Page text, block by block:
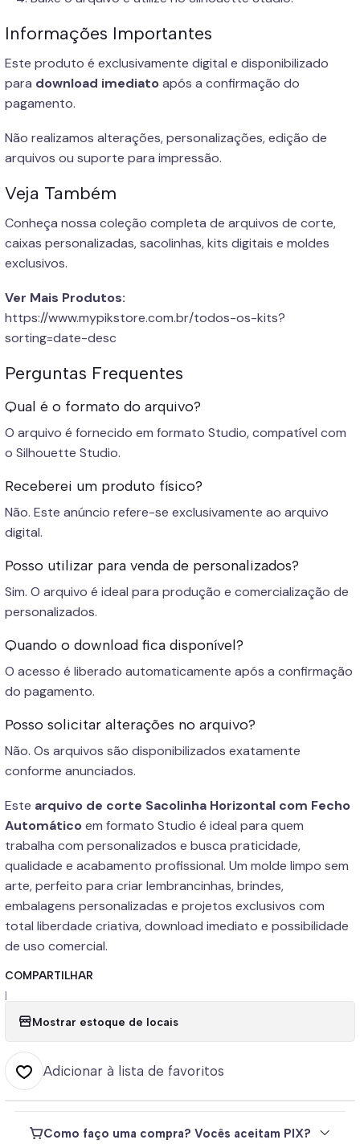
Informações Importantes
Este produto é exclusivamente digital e disponibilizado
para download imediatoapós a confirmação do
pagamento.
Não realizamos alterações, personalizações, edição de
arquivos ou suporte para impressão.
Veja Também
Conheça nossa coleção completa de arquivos de corte,
caixas personalizadas, sacolinhas, kits digitais e moldes
exclusivos.
Ver Mais Produtos:
https://www.mypikstore.com.br/todos-os-kits?
sorting=date-desc
Perguntas Frequentes
Qual é o formato do arquivo?
O arquivo é fornecido em formato Studio, compatível com
o Silhouette Studio.
Receberei um produto físico?
Não. Este anúncio refere-se exclusivamente ao arquivo
digital.
Posso utilizar para venda de personalizados?
Sim. O arquivo é ideal para produção e comercialização de
personalizados.
Quando o download fica disponível?
O acesso é liberado automaticamente após a confirmação
do pagamento.
Posso solicitar alterações no arquivo?
Não. Os arquivos são disponibilizados exatamente
conforme anunciados.
Este arquivo de corte Sacolinha Horizontal com Fecho
Automáticoem formato Studio é ideal para quem
trabalha com personalizados e busca praticidade,
qualidade e acabamento profissional. Um molde limpo sem
arte, perfeito para criar lembrancinhas, brindes,
embalagens personalizadas e projetos exclusivos com
total liberdade criativa, download imediato e possibilidade
de uso comercial.
COMPARTILHAR
|
Mostrar estoque de locais
Adicionar à lista de favoritos
Como faço uma compra? Vocês aceitam PIX?